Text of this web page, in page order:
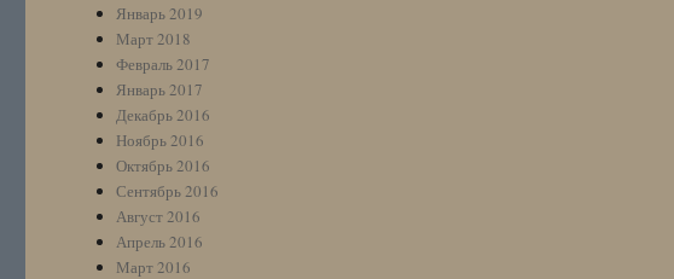
Январь 2019
Март 2018
Февраль 2017
Январь 2017
Декабрь 2016
Ноябрь 2016
Октябрь 2016
Сентябрь 2016
Август 2016
Апрель 2016
Март 2016